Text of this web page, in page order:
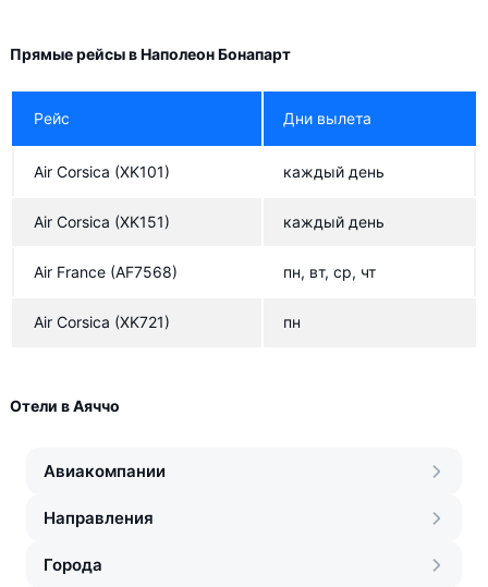
Прямые рейсы в Наполеон Бонапарт
Рейс Дни вылета
Air Corsica (XK101) каждый день
Air Corsica (XK151) каждый день
Air France (AF7568) пн, вт, ср, чт
Air Corsica (XK721) пн
Отели в Аяччо
Авиакомпании
Направления
Города